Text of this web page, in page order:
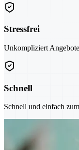
Stressfrei
Unkompliziert
Schnell
Schnell und einfach